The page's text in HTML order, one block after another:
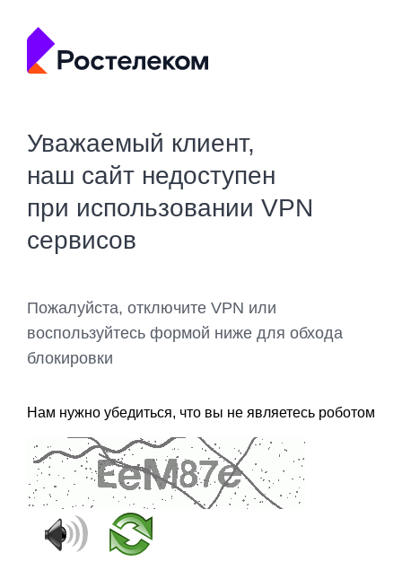
Уважаемый клиент,
наш сайт недоступен
при использовании VPN
сервисов
Пожалуйста, отключите VPN или
воспользуйтесь формой ниже для обхода
блокировки
Нам нужно убедиться, что вы не являетесь роботом